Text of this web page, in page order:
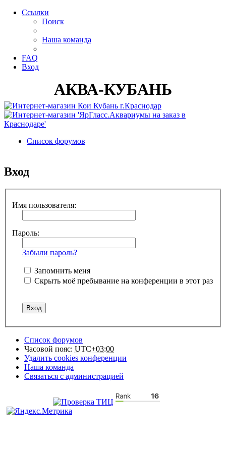
Ссылки
Поиск
Наша команда
FAQ
Вход
АКВА-КУБАНЬ
Список форумов
Вход
Имя пользователя:
Пароль:
Забыли пароль?
Запомнить меня
Скрыть моё пребывание на конференции в этот раз
Список форумов
Часовой пояс: UTC+03:00
Удалить cookies конференции
Наша команда
Связаться с администрацией